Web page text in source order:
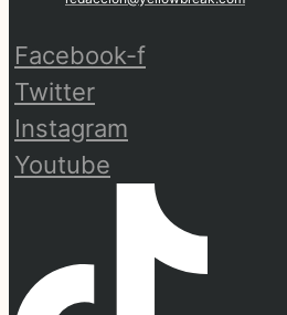
Facebook-f
Twitter
Instagram
Youtube